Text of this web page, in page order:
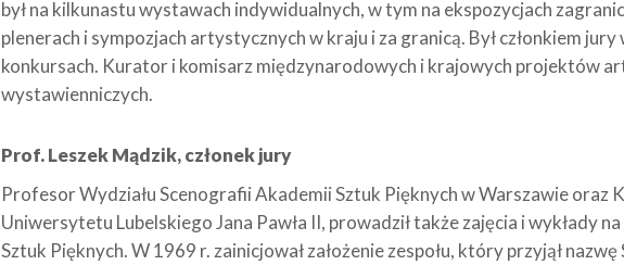
był na kilkunastu wystawach indywidualnych, w tym na ekspozycjach
plenerach i sympozjach artystycznych w kraju i za granicą. Był członkiem
konkursach. Kurator i komisarz międzynarodowych i krajowych projektów
wystawienniczych.
Prof. Leszek Mądzik, członek jury
Profesor Wydziału Scenografii Akademii Sztuk Pięknych w Warszawie oraz
Uniwersytetu Lubelskiego Jana Pawła II, prowadził także zajęcia i wykłady
Sztuk Pięknych. W 1969 r. zainicjował założenie zespołu, który przyjął